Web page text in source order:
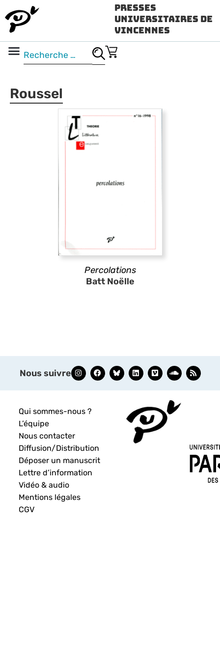
Presses
Universitaires de
Vincennes
Roussel
Percolations
Batt Noëlle
Nous suivre
Qui sommes-nous ?
L’équipe
Nous contacter
Diffusion/Distribution
Déposer un manuscrit
Lettre d’information
Vidéo & audio
Mentions légales
CGV